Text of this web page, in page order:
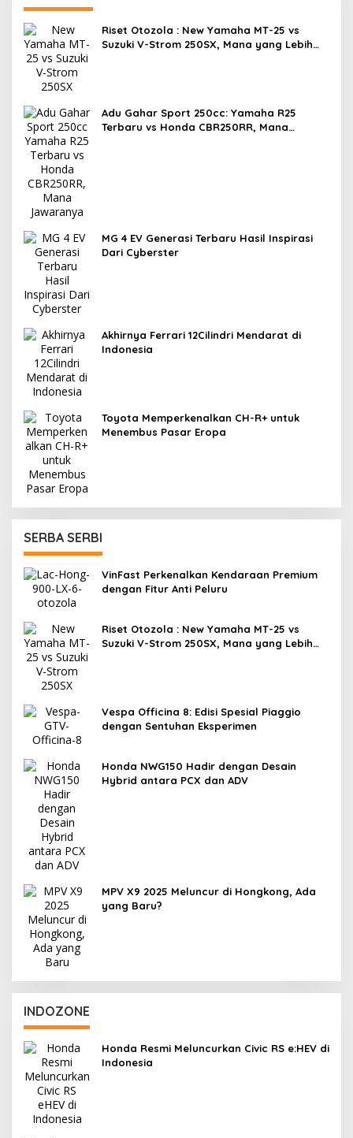
Riset Otozola : New Yamaha MT-25 vs
Suzuki V-Strom 250SX, Mana yang Lebih
Adu Gahar Sport 250cc: Yamaha R25
Terbaru vs Honda CBR250RR, Mana
MG 4 EV Generasi Terbaru Hasil Inspirasi
Dari Cyberster
Akhirnya Ferrari 12Cilindri Mendarat di
Indonesia
Toyota Memperkenalkan CH-R+ untuk
Menembus Pasar Eropa
SERBA SERBI
VinFast Perkenalkan Kendaraan Premium
dengan Fitur Anti Peluru
Riset Otozola : New Yamaha MT-25 vs
Suzuki V-Strom 250SX, Mana yang Lebih
Vespa Officina 8: Edisi Spesial Piaggio
dengan Sentuhan Eksperimen
Honda NWG150 Hadir dengan Desain
Hybrid antara PCX dan ADV
MPV X9 2025 Meluncur di Hongkong, Ada
yang Baru?
INDOZONE
Honda Resmi Meluncurkan Civic RS e:HEV di
Indonesia